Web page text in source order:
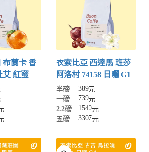
布蘭卡 香
艾 紅蜜
衣索比亞 西達馬 班莎
阿洛村 74158 日曬 G1
半磅 389元
一磅
739元
2.2磅
1540元
五磅
3307元